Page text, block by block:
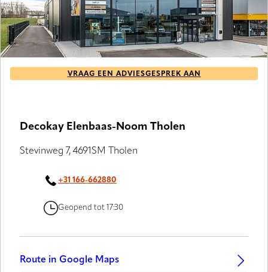
VRAAG EEN ADVIESGESPREK AAN
Decokay Elenbaas-Noom Tholen
Stevinweg 7, 4691SM Tholen
+31 166-662880
Geopend tot 17:30
Route in Google Maps